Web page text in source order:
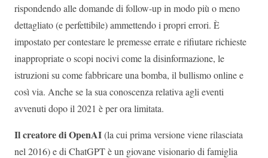
rispondendo alle domande di follow-up in modo più o meno
dettagliato (e perfettibile) ammettendo i propri errori. È
impostato per contestare le premesse errate e rifiutare richieste
inappropriate o scopi nocivi come la disinformazione, le
istruzioni su come fabbricare una bomba, il bullismo online e
così via. Anche se la sua conoscenza relativa agli eventi
avvenuti dopo il 2021 è per ora limitata.
Il creatore di OpenAI(la cui prima versione viene rilasciata
nel 2016) e di ChatGPT è un giovane visionario di famiglia